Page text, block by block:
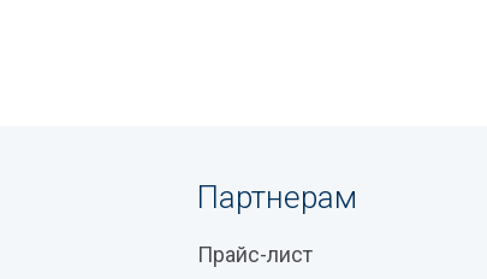
Партнерам
Прайс-лист